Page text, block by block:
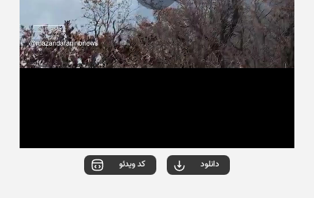
دانلود کد ویدئو